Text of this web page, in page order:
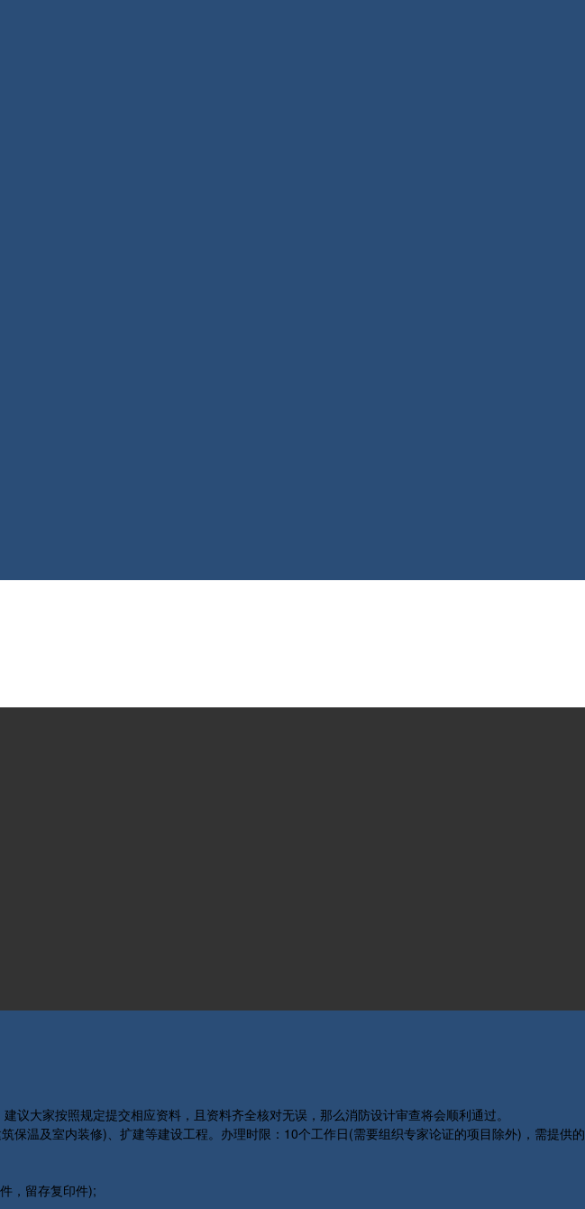
大家按照规定提交相应资料，且资料齐全核对无误，那么消防设计审查将会顺利通过。
温及室内装修)、扩建等建设工程。办理时限：10个工作日(需要组织专家论证的项目除外)，需提供的
，留存复印件);